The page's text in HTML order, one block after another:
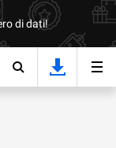
di dati!